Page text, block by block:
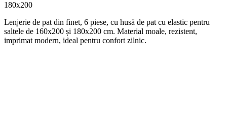
180x200
Lenjerie de pat din finet, 6 piese, cu husă de pat cu elastic pentru
saltele de 160x200 și 180x200 cm. Material moale, rezistent,
imprimat modern, ideal pentru confort zilnic.